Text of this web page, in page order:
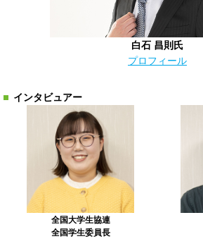
白石 昌則氏
プロフィール
インタビュアー
全国大学生協連
全国学生委員長